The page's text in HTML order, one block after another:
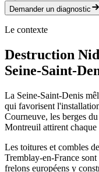
Demander un diagnostic
Le contexte
Destruction
Seine-Saint-
La Seine-Saint-Denis
qui favorisent
Courneuve, les berges
Montreuil attirent chaque
Les toitures et combles
Tremblay-en-France
frelons européens y